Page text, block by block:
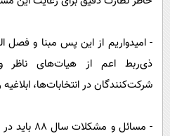
- امیدواریم از این پس مبنا و فصل
ذی‌ربط اعم از هیات‌های ناظر
شرکت‌کنندگان در انتخابات‌ها،
- مسائل و